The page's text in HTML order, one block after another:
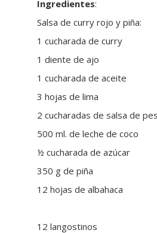
Ingredientes:
Salsa de curry rojo y piña:
1 cucharada de curry
1 diente de ajo
1 cucharada de aceite
3 hojas de lima
2 cucharadas de salsa de
500 ml. de leche de coco
½ cucharada de azúcar
350 g de piña
12 hojas de albahaca
12 langostinos